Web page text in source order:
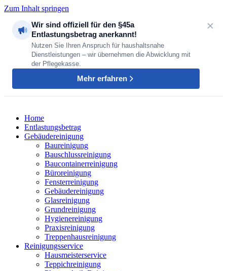
Zum Inhalt springen
Wir sind offiziell für den §45a
Entlastungsbetrag anerkannt!
Nutzen Sie Ihren Anspruch für haushaltsnahe
Dienstleistungen – wir übernehmen die Abwicklung mit
der Pflegekasse.
Mehr erfahren
Home
Entlastungsbetrag
Gebäudereinigung
Baureinigung
Bauschlussreinigung
Baucontainerreinigung
Büroreinigung
Fensterreinigung
Gebäudereinigung
Glasreinigung
Grundreinigung
Hygienereinigung
Praxisreinigung
Treppenhausreinigung
Reinigungsservice
Hausmeisterservice
Teppichreinigung